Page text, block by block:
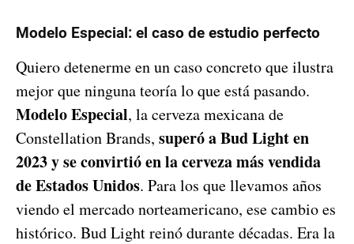
Modelo Especial: el caso de estudio perfecto
Quiero detenerme en un caso concreto que ilustra
mejor que ninguna teoría lo que está pasando.
Modelo Especial, la cerveza mexicana de
Constellation Brands, superó a Bud Light en
2023 y se convirtió en la cerveza más vendida
de Estados Unidos. Para los que llevamos años
viendo el mercado norteamericano, ese cambio es
histórico. Bud Light reinó durante décadas. Era la